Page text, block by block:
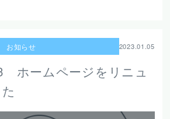
お知らせ 2023.01.05
ホームページをリニュ